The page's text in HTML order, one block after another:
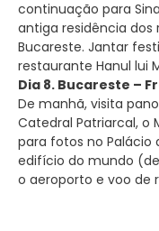
continuação para
antiga residência dos
Bucareste. Jantar
restaurante Hanul lui
Dia 8. Bucareste –
De manhã, visita
Catedral Patriarcal, o
para fotos no Palácio
edifício do mundo
o aeroporto e voo de